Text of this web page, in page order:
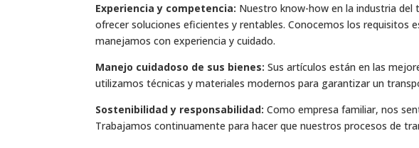
Experiencia y competencia: Nuestro know-how en la industria
ofrecer soluciones eficientes y rentables. Conocemos los requisitos
manejamos con experiencia y cuidado.
Manejo cuidadoso de sus bienes: Sus artículos están en las
utilizamos técnicas y materiales modernos para garantizar un
Sostenibilidad y responsabilidad: Como empresa familiar, nos
Trabajamos continuamente para hacer que nuestros procesos de